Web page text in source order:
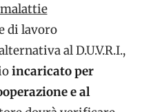
di lavoro
al D.U.V.R.I.,
incaricato per
e al